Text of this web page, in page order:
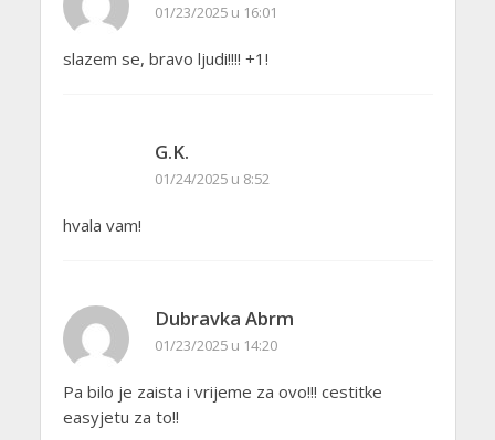
01/23/2025 u 16:01
slazem se, bravo ljudi!!!! +1!
G.K.
01/24/2025 u 8:52
hvala vam!
Dubravka Abrm
01/23/2025 u 14:20
Pa bilo je zaista i vrijeme za ovo!!! cestitke
easyjetu za to!!